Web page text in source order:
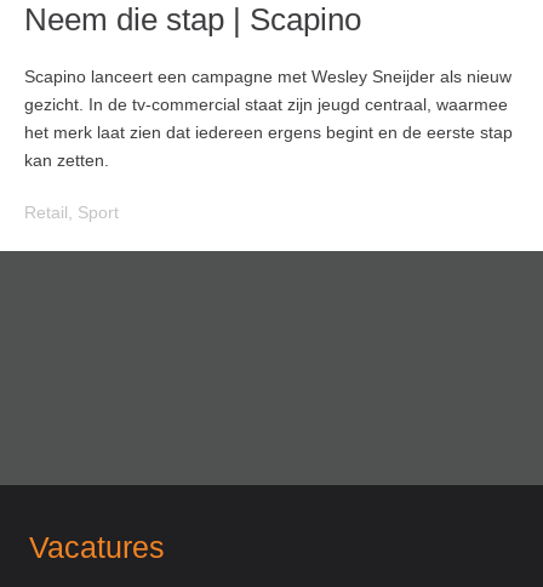
Neem die stap | Scapino
Scapino lanceert een campagne met Wesley Sneijder als nieuw
gezicht. In de tv-commercial staat zijn jeugd centraal, waarmee
het merk laat zien dat iedereen ergens begint en de eerste stap
kan zetten.
Retail Sport
Vacatures